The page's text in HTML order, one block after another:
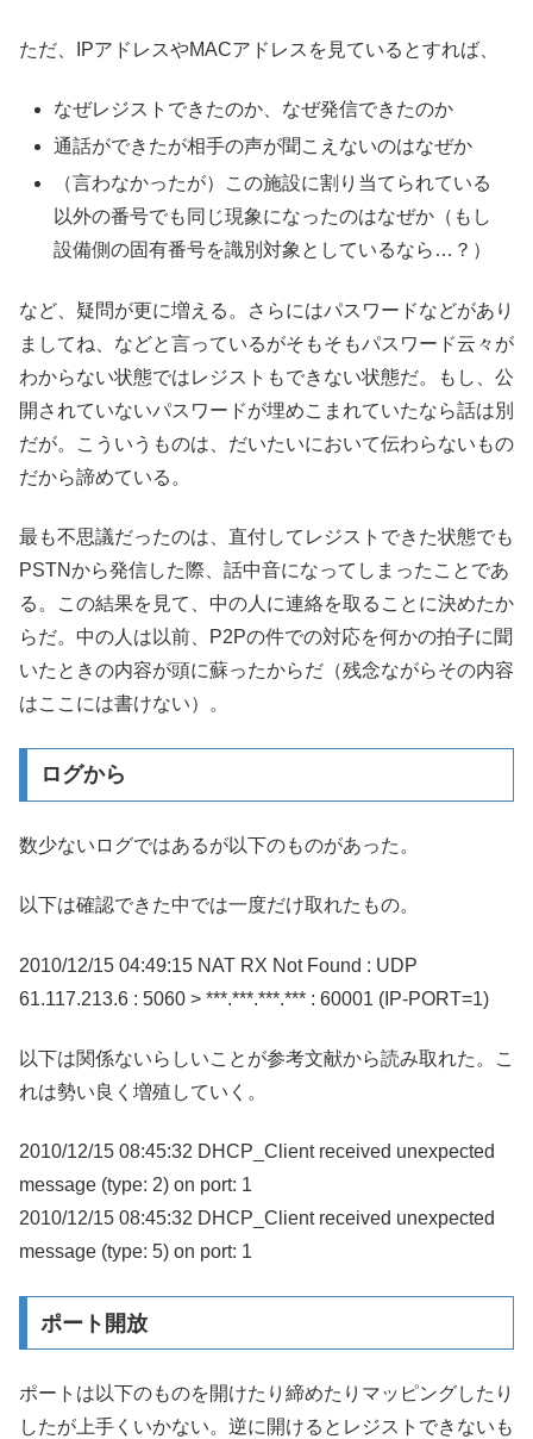
ただ、IPアドレスやMACアドレスを見ているとすれば、
なぜレジストできたのか、なぜ発信できたのか
通話ができたが相手の声が聞こえないのはなぜか
（言わなかったが）この施設に割り当てられている
以外の番号でも同じ現象になったのはなぜか（もし
設備側の固有番号を識別対象としているなら…？）
など、疑問が更に増える。さらにはパスワードなどがあり
ましてね、などと言っているがそもそもパスワード云々が
わからない状態ではレジストもできない状態だ。もし、公
開されていないパスワードが埋めこまれていたなら話は別
だが。こういうものは、だいたいにおいて伝わらないもの
だから諦めている。
最も不思議だったのは、直付してレジストできた状態でも
PSTNから発信した際、話中音になってしまったことであ
る。この結果を見て、中の人に連絡を取ることに決めたか
らだ。中の人は以前、P2Pの件での対応を何かの拍子に聞
いたときの内容が頭に蘇ったからだ（残念ながらその内容
はここには書けない）。
ログから
数少ないログではあるが以下のものがあった。
以下は確認できた中では一度だけ取れたもの。
2010/12/15 04:49:15 NAT RX Not Found : UDP
61.117.213.6 : 5060 > ***.***.***.*** : 60001 (IP-PORT=1)
以下は関係ないらしいことが参考文献から読み取れた。こ
れは勢い良く増殖していく。
2010/12/15 08:45:32 DHCP_Client received unexpected
message (type: 2) on port: 1
2010/12/15 08:45:32 DHCP_Client received unexpected
message (type: 5) on port: 1
ポート開放
ポートは以下のものを開けたり締めたりマッピングしたり
したが上手くいかない。逆に開けるとレジストできないも